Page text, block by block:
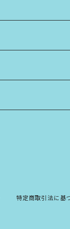
特定商取引法に基